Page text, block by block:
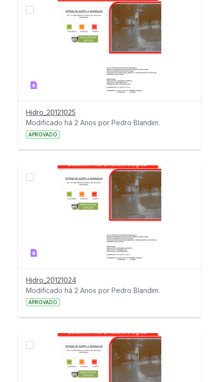
Hidro_20121025
Modificado há 2 Anos por Pedro Blandim.
APROVADO
Hidro_20121024
Modificado há 2 Anos por Pedro Blandim.
APROVADO